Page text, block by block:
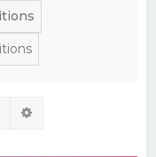
Rechercher